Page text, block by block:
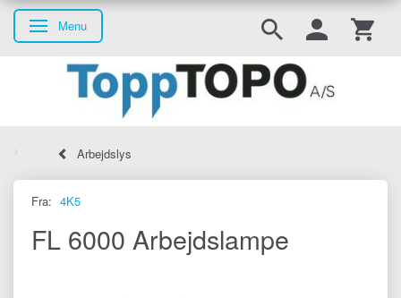
Skifte navigation
Menu
Arbejdslys
Fra: 4K5
FL 6000 Arbejdslampe